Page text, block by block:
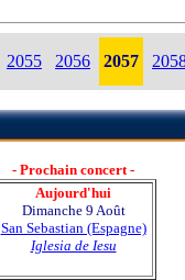
2055 2056 2057
- Prochain concert -
Aujourd'hui
Dimanche 9 Août
San Sebastian (Espagne)
Iglesia de Iesu